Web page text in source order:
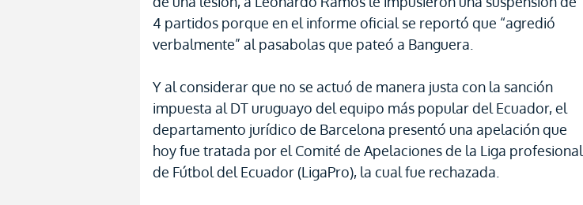
4 partidos porque en el informe oficial se reportó que “agredió
verbalmente” al pasabolas que pateó a Banguera.
Y al considerar que no se actuó de manera justa con la sanción
impuesta al DT uruguayo del equipo más popular del Ecuador, el
departamento jurídico de Barcelona presentó una apelación que
hoy fue tratada por el Comité de Apelaciones de la Liga profesional
de Fútbol del Ecuador (LigaPro), la cual fue rechazada.